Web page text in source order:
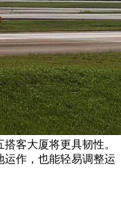
客大厦将更具韧性。
运作，也能轻易调整运